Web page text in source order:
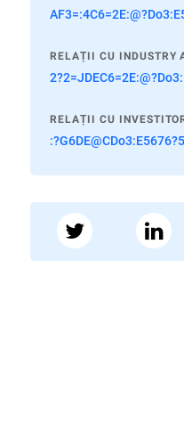
RELAȚII CU INDUSTRY
RELAȚII CU